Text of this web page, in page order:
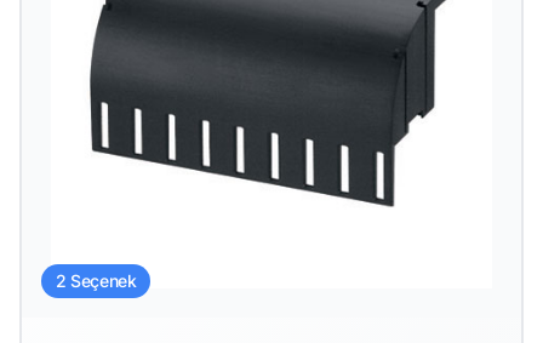
2 Seçenek